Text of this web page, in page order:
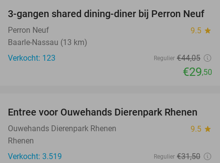
33%
3-gangen shared dining-diner bij Perron Neuf
Perron Neuf 9.5 star
Baarle-Nassau (13 km)
Verkocht: 123
Regulier €44,05
€29,50
19%
Entree voor Ouwehands Dierenpark Rhenen
Ouwehands Dierenpark Rhenen 9.5 star
Rhenen
Verkocht: 3.519
Regulier €31,50